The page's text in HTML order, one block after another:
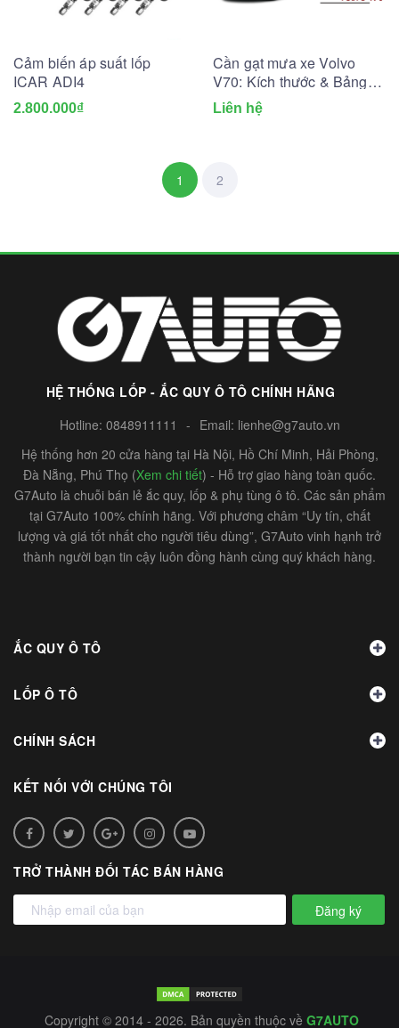
Cảm biến áp suất lốp
ICAR ADI4
2.800.000₫
Cần gạt mưa xe Volvo
V70: Kích thước & Bảng
giá mới nhất
Liên hệ
1 2
HỆ THỐNG LỐP - ẮC QUY Ô TÔ CHÍNH HÃNG
Hotline: 0848911111 - Email: lienhe@g7auto.vn
Hệ thống hơn 20 cửa hàng tại Hà Nội, Hồ Chí Minh, Hải Phòng,
Đà Nẵng, Phú Thọ (Xem chi tiết) - Hỗ trợ giao hàng toàn quốc.
G7Auto là chuỗi bán lẻ ắc quy, lốp & phụ tùng ô tô. Các sản phẩm
tại G7Auto 100% chính hãng. Với phương châm “Uy tín, chất
lượng và giá tốt nhất cho người tiêu dùng”, G7Auto vinh hạnh trở
thành người bạn tin cậy luôn đồng hành cùng quý khách hàng.
ẮC QUY Ô TÔ
LỐP Ô TÔ
CHÍNH SÁCH
KẾT NỐI VỚI CHÚNG TÔI
TRỞ THÀNH ĐỐI TÁC BÁN HÀNG
Đăng ký
Copyright © 2014 - 2026. Bản quyền thuộc về G7AUTO